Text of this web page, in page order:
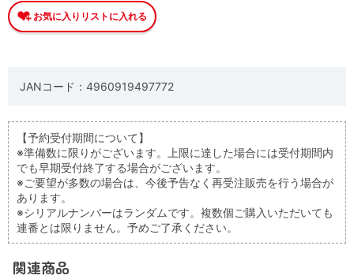
JANコード：4960919497772
【予約受付期間について】
※準備数に限りがございます。上限に達した場合には受付期間内
でも早期受付終了する場合がございます。
※ご要望が多数の場合は、今後予告なく再受注販売を行う場合が
あります。
※シリアルナンバーはランダムです。複数個ご購入いただいても
連番とは限りません。予めご了承ください。
関連商品